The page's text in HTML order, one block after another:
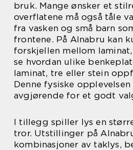
bruk. Mange ønsker et
overflatene må også tåle
fra vasken og små barn
frontene. På Alnabru kan
forskjellen mellom
se hvordan ulike
laminat, tre eller stein
Denne fysiske
avgjørende for et godt
I tillegg spiller lys en
tror. Utstillinger på
kombinasjoner av taklys,